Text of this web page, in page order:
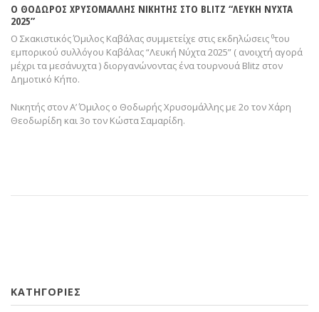
Ο ΘΟΔΩΡΟΣ ΧΡΥΣΟΜΑΛΛΗΣ ΝΙΚΗΤΗΣ ΣΤΟ BLITZ “ΛΕΥΚΗ ΝΥΧΤΑ
2025”
Ο Σκακιστικός Όμιλος Καβάλας συμμετείχε στις εκδηλώσεις ⁰του
εμπορικού συλλόγου Καβάλας “Λευκή Νύχτα 2025” ( ανοιχτή αγορά
μέχρι τα μεσάνυχτα ) διοργανώνοντας ένα τουρνουά Blitz στον
Δημοτικό Κήπο.
Νικητής στον Α’ Όμιλος ο Θοδωρής Χρυσομάλλης με 2ο τον Χάρη
Θεοδωρίδη και 3ο τον Κώστα Σαμαρίδη.
KΑΤΗΓΟΡΙΕΣ